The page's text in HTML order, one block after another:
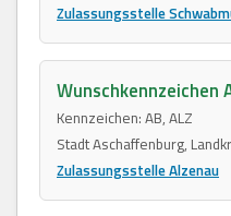
Zulassungsstelle
Wunschkennzeichen
Kennzeichen: AB, ALZ
Stadt Aschaffenburg,
Zulassungsstelle Alzenau